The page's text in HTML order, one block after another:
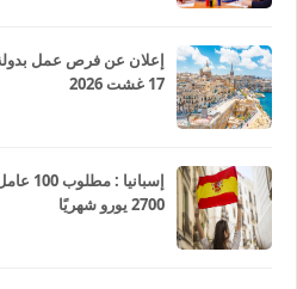
إعلان عن فرص عمل
17 غشت 2026
2700 يورو شهريًا